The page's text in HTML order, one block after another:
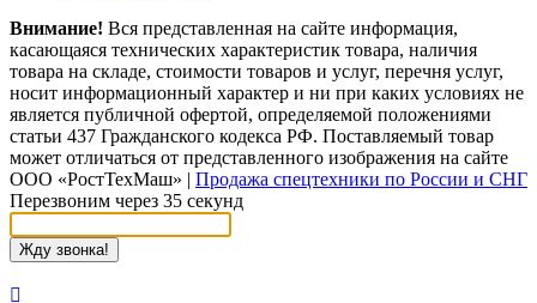
Внимание! Вся представленная на сайте информация,
касающаяся технических характеристик товара, наличия
товара на складе, стоимости товаров и услуг, перечня услуг,
носит информационный характер и ни при каких условиях не
является публичной офертой, определяемой положениями
статьи 437 Гражданского кодекса РФ. Поставляемый товар
может отличаться от представленного изображения на сайте
ООО «РостТехМаш» | Продажа спецтехники по России и СНГ
Перезвоним через 35 секунд